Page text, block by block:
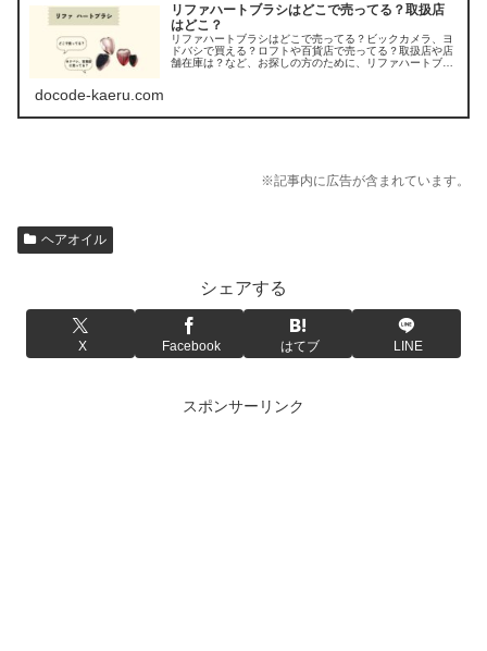
リファハートブラシはどこで売ってる？取扱店
はどこ？
リファハートブラシはどこで売ってる？ビックカメラ、ヨ
ドバシで買える？ロフトや百貨店で売ってる？取扱店や店
舗在庫は？など、お探しの方のために、リファハートブラ
docode-kaeru.com
※記事内に広告が含まれています。
ヘアオイル
シェアする
X Facebook はてブ LINE
スポンサーリンク